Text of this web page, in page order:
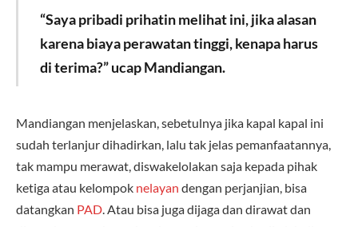
“Saya pribadi prihatin melihat ini, jika alasan
karena biaya perawatan tinggi, kenapa harus
di terima?” ucap Mandiangan.
Mandiangan menjelaskan, sebetulnya jika kapal kapal ini
sudah terlanjur dihadirkan, lalu tak jelas pemanfaatannya,
tak mampu merawat, diswakelolakan saja kepada pihak
ketiga atau kelompok nelayan dengan perjanjian, bisa
datangkan PAD. Atau bisa juga dijaga dan dirawat dan